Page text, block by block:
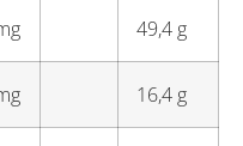
49,4 g
16,4 g